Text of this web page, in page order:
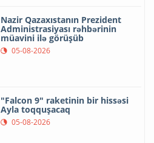
Nazir Qazaxıstanın Prezident
Administrasiyası rəhbərinin
müavini ilə görüşüb
05-08-2026
"Falcon 9" raketinin bir hissəsi
Ayla toqquşacaq
05-08-2026